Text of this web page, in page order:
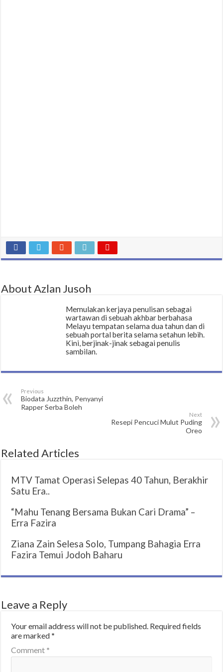
About Azlan Jusoh
Memulakan kerjaya penulisan sebagai
wartawan di sebuah akhbar berbahasa
Melayu tempatan selama dua tahun dan di
sebuah portal berita selama setahun lebih.
Kini, berjinak-jinak sebagai penulis
sambilan.
Previous
Biodata Juzzthin, Penyanyi
Rapper Serba Boleh
Next
Resepi Pencuci Mulut Puding
Oreo
Related Articles
MTV Tamat Operasi Selepas 40 Tahun, Berakhir
Satu Era..
“Mahu Tenang Bersama Bukan Cari Drama” –
Erra Fazira
Ziana Zain Selesa Solo, Tumpang Bahagia Erra
Fazira Temui Jodoh Baharu
Leave a Reply
Your email address will not be published. Required fields
are marked *
Comment *